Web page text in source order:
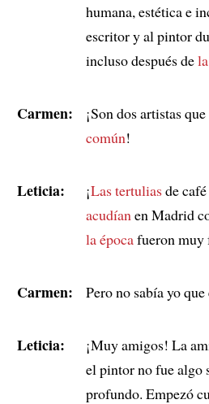
humana, estética e
escritor y al pintor
incluso después de
Carmen:
¡Son dos artistas
común!
Leticia: ¡Las tertuliasde café
acudían en Madrid
la épocafueron muy
Carmen: Pero no sabía yo
Leticia:
¡Muy amigos! La
el pintor no fue algo
profundo. Empezó